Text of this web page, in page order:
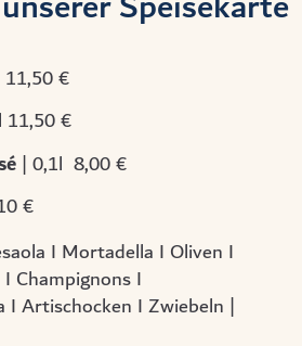
€
11,50 €
| 0,1l 8,00 €
€
I Mortadella I Oliven I
Champignons I
I Artischocken I Zwiebeln |